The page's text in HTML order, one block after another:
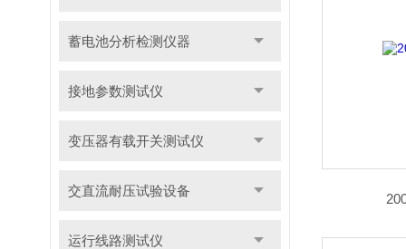
蓄电池分析检测仪器
接地参数测试仪
变压器有载开关测试仪
交直流耐压试验设备
运行线路测试仪